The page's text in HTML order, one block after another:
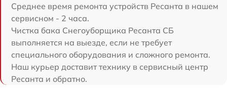
Среднее время ремонта устройств Ресанта в нашем
сервисном - 2 часа.
Чистка бака Снегоуборщика Ресанта СБ
выполняется на выезде, если не требует
специального оборудования и сложного ремонта.
Наш курьер доставит технику в сервисный центр
Ресанта и обратно.